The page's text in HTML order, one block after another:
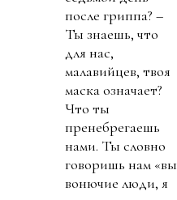
после гриппа? –
Ты знаешь, что
для нас,
малавийцев, твоя
маска означает?
Что ты
пренебрегаешь
нами. Ты словно
говоришь нам «вы
вонючие люди, я